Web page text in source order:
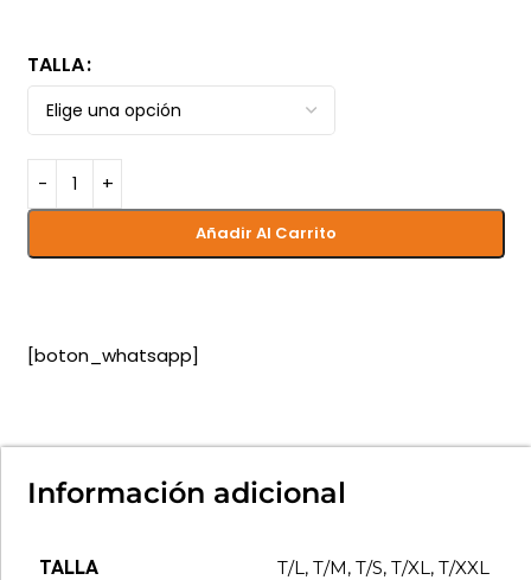
TALLA
Añadir Al Carrito
[boton_whatsapp]
Información adicional
TALLA T/L,T/M,T/S,T/XL,T/XXL